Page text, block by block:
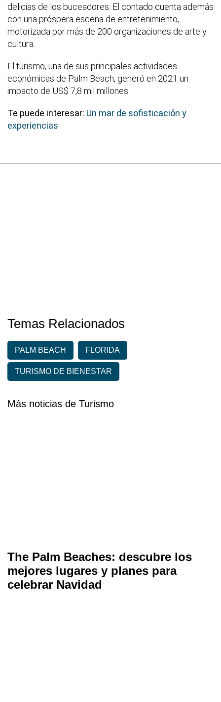
delicias de los buceadores. El contado cuenta además
con una próspera escena de entretenimiento,
motorizada por más de 200 organizaciones de arte y
cultura.
El turismo, una de sus principales actividades
económicas de Palm Beach, generó en 2021 un
impacto de US$ 7,8 mil millones.
Te puede interesar: Un mar de sofisticación y
experiencias
Temas Relacionados
PALM BEACH FLORIDA
TURISMO DE BIENESTAR
Más noticias de Turismo
The Palm Beaches: descubre los
mejores lugares y planes para
celebrar Navidad